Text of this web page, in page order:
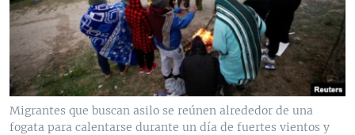
VENEZUELA
BRASIL
NICARAGUA
ECONOMÍA
ENTRETENIMIENTO Y CULTURA
TECNOLOGÍA
DEPORTES
CIENCIA Y SALUD
MULTIMEDIA
VIDEOS
FOTOGRAFÍA
AUDIOS
PROGRAMAS TV
EL MUNDO AL DÍA
FORO INTERAMERICANO
VISIÓN 360
RADIO
AVANCE INFORMATIVO
AUDIONOTICIAS
DIRECT
DOCUMENTALES DE LA VOA
Migrantes que buscan asilo se reúnen alrededor de una
fogata para calentarse durante un día de fuertes vientos y